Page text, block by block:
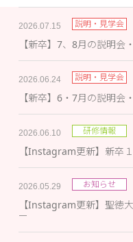
2026.07.15 説明・見学会
【新卒】7、8月の説明会
2026.06.24 説明・見学会
【新卒】6・7月の説明会
2026.06.10 研修情報
【Instagram更新】新卒
2026.05.29 お知らせ
【Instagram更新】聖徳
ー